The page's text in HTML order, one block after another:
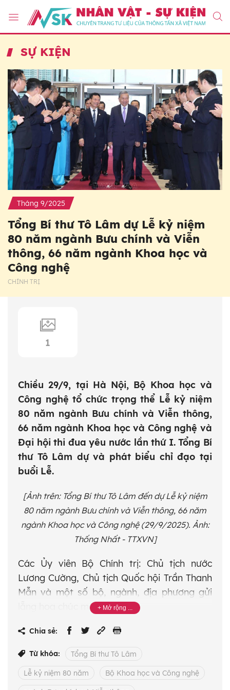
SỰ KIỆN
Tháng 9/2025
Tổng Bí thư Tô Lâm dự Lễ kỷ niệm
80 năm ngành Bưu chính và Viễn
thông, 66 năm ngành Khoa học và
Công nghệ
CHÍNH TRỊ
1
Chiều 29/9, tại Hà Nội, Bộ Khoa học và
Công nghệ tổ chức trọng thể Lễ kỷ niệm
80 năm ngành Bưu chính và Viễn thông,
66 năm ngành Khoa học và Công nghệ và
Đại hội thi đua yêu nước lần thứ I. Tổng Bí
thư Tô Lâm dự và phát biểu chỉ đạo tại
buổi Lễ.
[Ảnh trên: Tổng Bí thư Tô Lâm đến dự Lễ kỷ niệm
80 năm ngành Bưu chính và Viễn thông, 66 năm
ngành Khoa học và Công nghệ (29/9/2025). Ảnh:
Thống Nhất - TTXVN]
Các Ủy viên Bộ Chính trị: Chủ tịch nước
Lương Cường, Chủ tịch Quốc hội Trần Thanh
Mẫn và một số bộ, ngành, địa phương gửi
lẵng hoa chúc mừng.
Tham dự có các đồng chí: Nguyên Tổng Bí
Thủ tướng Chính phủ Phạm Minh Chính;
nguyên Ủy viên Bộ Chính trị, nguyên Thường
Chia sẻ:
Từ khóa: Tổng Bí thư Tô Lâm
Lễ kỷ niệm 80 năm Bộ Khoa học và Công nghệ